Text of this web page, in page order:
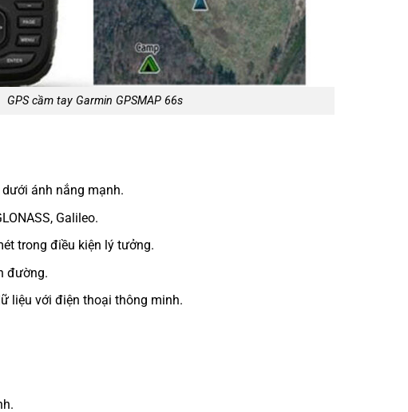
GPS cầm tay Garmin GPSMAP 66s
ánh nắng mạnh.
Galileo.
trong điều kiện lý tưởng.
đường.
liệu với điện thoại thông minh.